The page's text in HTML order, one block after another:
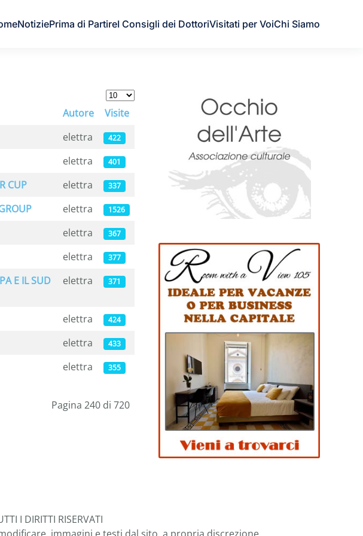
NotiziePrima di PartireI Consigli dei DottoriVisitati per VoiChi Siamo
Visualizza #
Autore
Visite
elettra 422
elettra 401
CUP elettra 337
elettra 1526
elettra 367
elettra 377
E IL SUD
elettra 371
elettra 424
elettra 433
elettra 355
Pagina 240 di 720
I DIRITTI RISERVATI